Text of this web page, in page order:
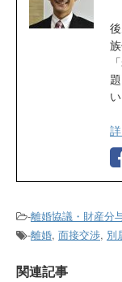
い
-離婚協議・財産分
-離婚, 面接交渉, 別
関連記事